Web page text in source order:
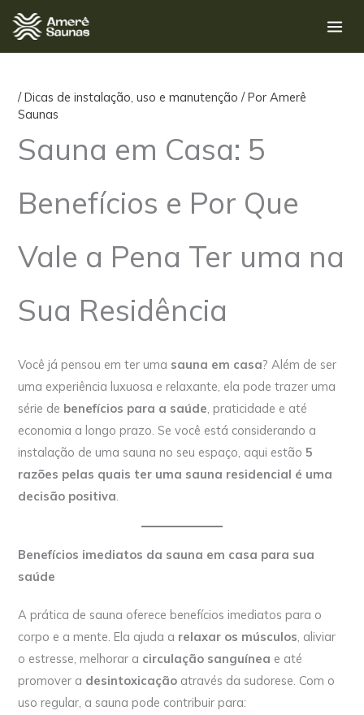
para
o
/Dicas de instalação, uso e manutenção / PorAmerê
Saunas
Sauna em Casa: 5
Benefícios e Por Que
Vale a Pena Ter uma na
Sua Residência
Você já pensou em ter uma sauna em casa? Além de ser
uma experiência luxuosa e relaxante, ela pode trazer uma
série de benefícios para a saúde , praticidade e até
economia a longo prazo. Se você está considerando a
instalação de uma sauna no seu espaço, aqui estão 5
razões pelas quais ter uma sauna residencial é uma
decisão positiva
Benefícios imediatos da sauna em casa para sua
saúde
A prática de sauna oferece benefícios imediatos para o
corpo e a mente. Ela ajuda a relaxar os músculos, aliviar
o estresse, melhorar a circulação sanguínea e até
promover a desintoxicação através da sudorese. Com o
uso regular, a sauna pode contribuir para: